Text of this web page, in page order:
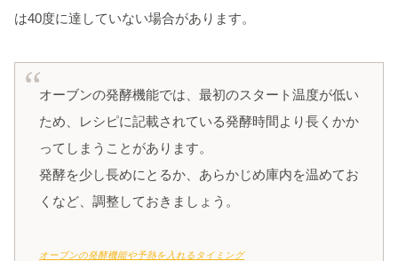
は40度に達していない場合があります。
オーブンの発酵機能では、最初のスタート温度が低い
ため、レシピに記載されている発酵時間より長くかか
ってしまうことがあります。
発酵を少し長めにとるか、あらかじめ庫内を温めてお
くなど、調整しておきましょう。
オーブンの発酵機能や予熱を入れるタイミング